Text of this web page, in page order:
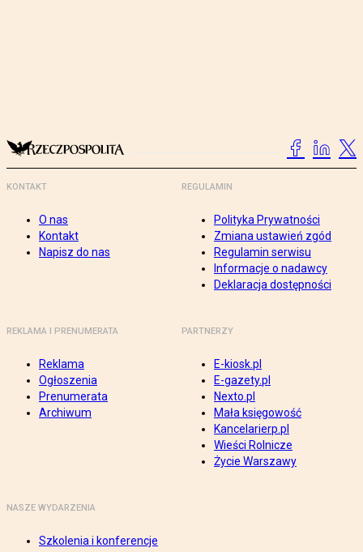
KONTAKT
O nas
Kontakt
Napisz do nas
REGULAMIN
Polityka Prywatności
Zmiana ustawień zgód
Regulamin serwisu
Informacje o nadawcy
Deklaracja dostępności
REKLAMA I PRENUMERATA
Reklama
Ogłoszenia
Prenumerata
Archiwum
PARTNERZY
E-kiosk.pl
E-gazety.pl
Nexto.pl
Mała księgowość
Kancelarierp.pl
Wieści Rolnicze
Życie Warszawy
NASZE WYDARZENIA
Szkolenia i konferencje